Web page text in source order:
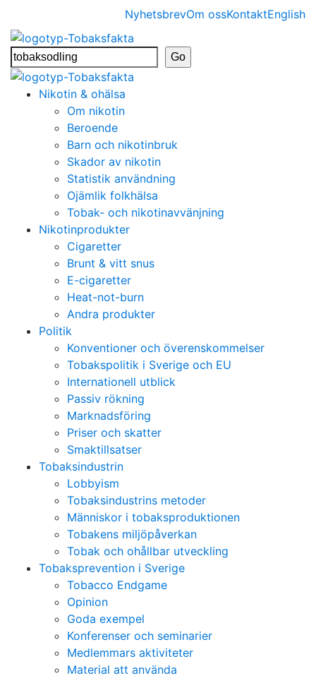
NyhetsbrevOm ossKontaktEnglish
Nikotin & ohälsa
Om nikotin
Beroende
Barn och nikotinbruk
Skador av nikotin
Statistik användning
Ojämlik folkhälsa
Tobak- och nikotinavvänjning
Nikotinprodukter
Cigaretter
Brunt & vitt snus
E-cigaretter
Heat-not-burn
Andra produkter
Politik
Konventioner och överenskommelser
Tobakspolitik i Sverige och EU
Internationell utblick
Passiv rökning
Marknadsföring
Priser och skatter
Smaktillsatser
Tobaksindustrin
Lobbyism
Tobaksindustrins metoder
Människor i tobaksproduktionen
Tobakens miljöpåverkan
Tobak och ohållbar utveckling
Tobaksprevention i Sverige
Tobacco Endgame
Opinion
Goda exempel
Konferenser och seminarier
Medlemmars aktiviteter
Material att använda